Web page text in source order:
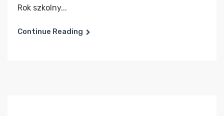
Rok szkolny...
Continue Reading